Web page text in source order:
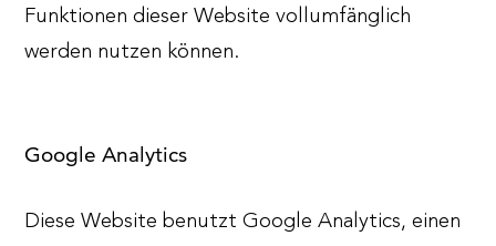
Funktionen dieser Website vollumfänglich
werden nutzen können.
Google Analytics
Diese Website benutzt Google Analytics, einen